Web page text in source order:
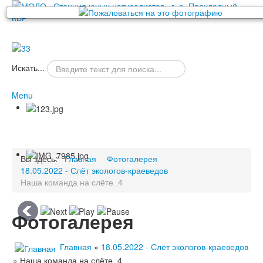
Искать...
Menu
Новости
образовательной организацией
Документы
Образование
Руководство
Материально-техническое
обеспечение и оснащенность
образовательного процесса.
Доступная среда
Платные образовательные услуги
Вы здесь: Главная
Фотогалерея
18.05.2022 - Слёт экологов-краеведов
Наша команда на слёте_4
Фотогалерея
Главная » 18.05.2022 - Слёт экологов-краеведов
» Наша команда на слёте_4